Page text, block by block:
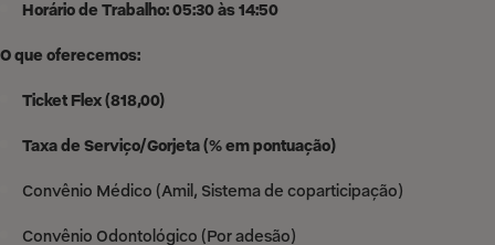
Horário de Trabalho: 05:30 às 14:50
O que oferecemos:
Ticket Flex (818,00)
Taxa de Serviço/Gorjeta (% em pontuação)
Convênio Médico (Amil, Sistema de coparticipação)
Convênio Odontológico (Por adesão)